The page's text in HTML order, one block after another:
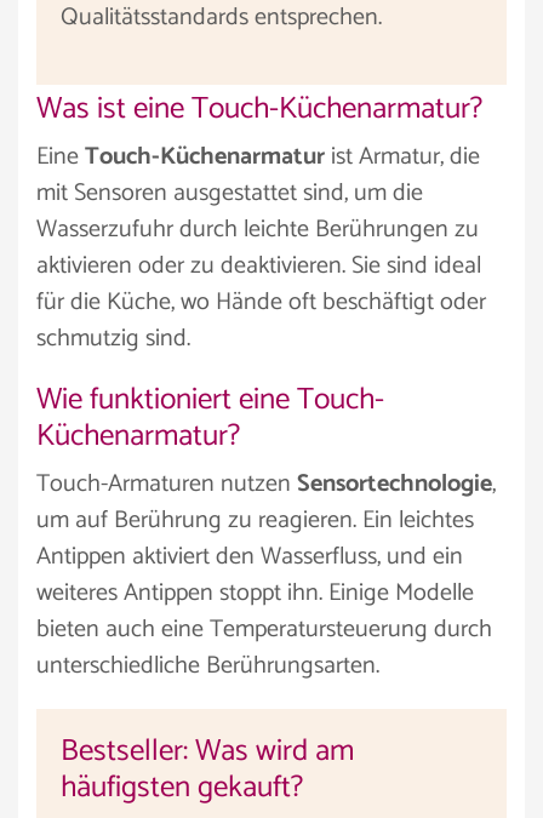
Qualitätsstandards entsprechen.
Was ist eine Touch-Küchenarmatur?
EineTouch-Küchenarmaturist Armatur, die
mit Sensoren ausgestattet sind, um die
Wasserzufuhr durch leichte Berührungen zu
aktivieren oder zu deaktivieren. Sie sind ideal
für die Küche, wo Hände oft beschäftigt oder
schmutzig sind.
Wie funktioniert eine Touch-
Küchenarmatur?
Touch-Armaturen nutzenSensortechnologie,
um auf Berührung zu reagieren. Ein leichtes
Antippen aktiviert den Wasserfluss, und ein
weiteres Antippen stoppt ihn. Einige Modelle
bieten auch eine Temperatursteuerung durch
unterschiedliche Berührungsarten.
Bestseller: Was wird am
häufigsten gekauft?